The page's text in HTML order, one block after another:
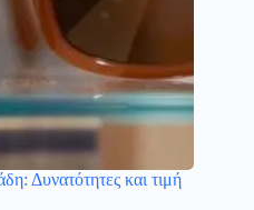
Δυνατότητες και τιμή